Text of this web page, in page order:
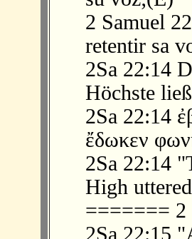
2 Samuel
retentir sa
2Sa 22:14
Höchste
2Sa 22:14
ἔδωκεν
2Sa 22:14
High
======= 2
2Sa 22:15